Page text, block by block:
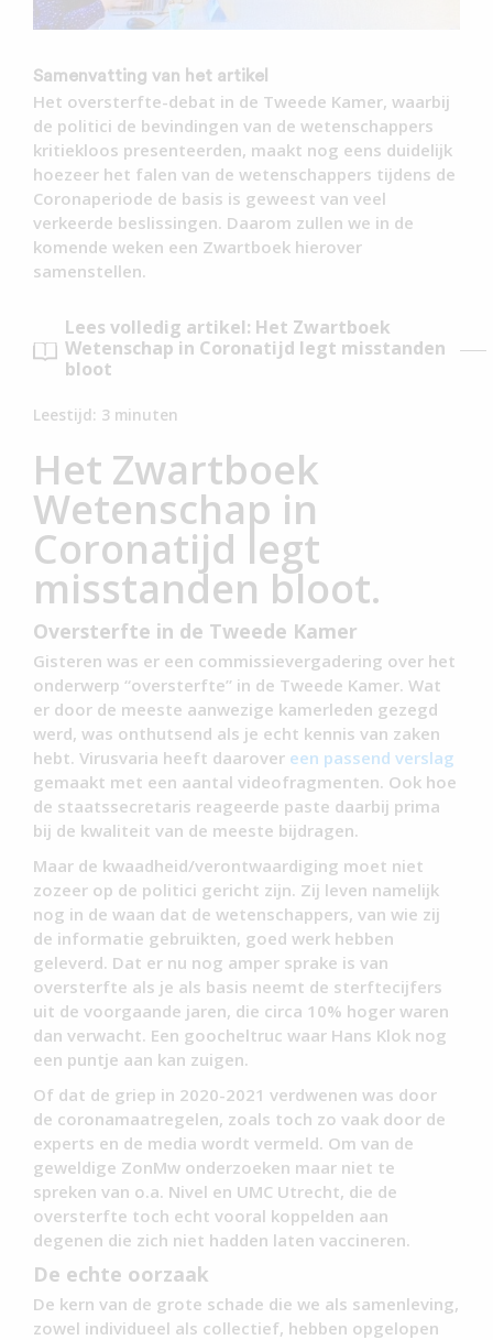
Samenvatting van het artikel
Het oversterfte-debat in de Tweede Kamer, waarbij
de politici de bevindingen van de wetenschappers
kritiekloos presenteerden, maakt nog eens duidelijk
hoezeer het falen van de wetenschappers tijdens de
Coronaperiode de basis is geweest van veel
verkeerde beslissingen. Daarom zullen we in de
komende weken een Zwartboek hierover
samenstellen.
Lees volledig artikel: Het Zwartboek
Wetenschap in Coronatijd legt misstanden
bloot
Leestijd: 3 minuten
Het Zwartboek
Wetenschap in
Coronatijd legt
misstanden bloot.
Oversterfte in de Tweede Kamer
Gisteren was er een commissievergadering over het
onderwerp “oversterfte” in de Tweede Kamer. Wat
er door de meeste aanwezige kamerleden gezegd
werd, was onthutsend als je echt kennis van zaken
hebt. Virusvaria heeft daarover een passend verslag
gemaakt met een aantal videofragmenten. Ook hoe
de staatssecretaris reageerde paste daarbij prima
bij de kwaliteit van de meeste bijdragen.
Maar de kwaadheid/verontwaardiging moet niet
zozeer op de politici gericht zijn. Zij leven namelijk
nog in de waan dat de wetenschappers, van wie zij
de informatie gebruikten, goed werk hebben
geleverd. Dat er nu nog amper sprake is van
oversterfte als je als basis neemt de sterftecijfers
uit de voorgaande jaren, die circa 10% hoger waren
dan verwacht. Een goocheltruc waar Hans Klok nog
een puntje aan kan zuigen.
Of dat de griep in 2020-2021 verdwenen was door
de coronamaatregelen, zoals toch zo vaak door de
experts en de media wordt vermeld. Om van de
geweldige ZonMw onderzoeken maar niet te
spreken van o.a. Nivel en UMC Utrecht, die de
oversterfte toch echt vooral koppelden aan
degenen die zich niet hadden laten vaccineren.
De echte oorzaak
De kern van de grote schade die we als samenleving,
zowel individueel als collectief, hebben opgelopen